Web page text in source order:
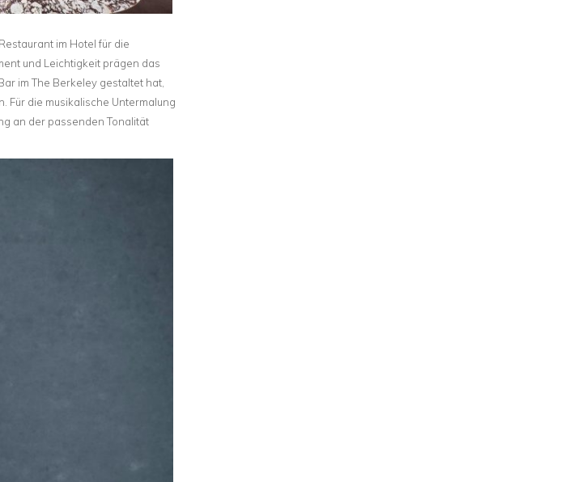
im Hotel für die
und Leichtigkeit prägen das
im The Berkeley gestaltet hat,
die musikalische Untermalung
an der passenden Tonalität